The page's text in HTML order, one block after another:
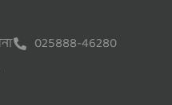
025888-46280